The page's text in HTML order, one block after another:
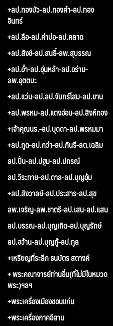
+ลป.ทองบัว-ลป.ทองคำ-ลป.ทอง
อินทร์
+ลป.ลือ-ลป.คำบ่อ-ลป.คลาด
+ลป.สังข์-ลป.สนธิ์-ลพ.สุบรรณ
+ลป.อ่ำ-ลป.อุ่นหล้า-ลป.อร่าม-
ลพ.อุตตมะ
+ลป.แว่น-ลป.ลป.จันทร์โสม-ลป.ขาน
+ลป.พรหม-ลป.แตงอ่อน-ลป.สิงห์ทอง
+เจ้าคุณนร.-ลป.บุดดา-ลป.พรหมมา
+ลป.กูด-ลป.กว่า-ลป.กินรี-ลต.เฉลิม
ลป.ปั่น-ลป.ปฐม-ลป.ปกรณ์
ลป.วีระทาย-ลป.ตาล-ลป.บุญอุ้ม
+ลป.สังวาลย์-ลป.ประสาร-ลป.สุข
ลพ.เจริญ-ลพ.ชาตรี-ลป.เสน-ลป.แสน
ลป.บรรณ-ลป.บุญเกิด-ลป.บุญรักษ์
ลป.อว้าน-ลป.บุญกู้-ลป.ทูล
+เหรียญที่ระลึก ธนบัตร สตางค์
+ พระคณาจารย์ท่านอื่น(ที่ไม่มีในหมวด
พระ)ฯลฯ
+พระเครื่องเมืองขอนแก่น
+พระเครื่องภาคอีสาน